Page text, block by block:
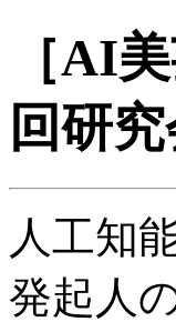
［AI
回研究
人工知
発起人